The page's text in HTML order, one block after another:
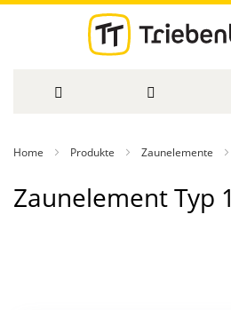
Inhalt
Home Produkte Zaunelemente
Zaunelement Typ 1